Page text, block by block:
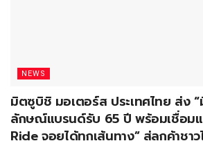
NEWS
มิตซูบิชิ มอเตอร์ส ประเทศไทย ส่ง
ลักษณ์แบรนด์รับ 65 ปี พร้อมเชื่อม
Ride จอยได้ทุกเส้นทาง” สู่ลูกค้าชาว